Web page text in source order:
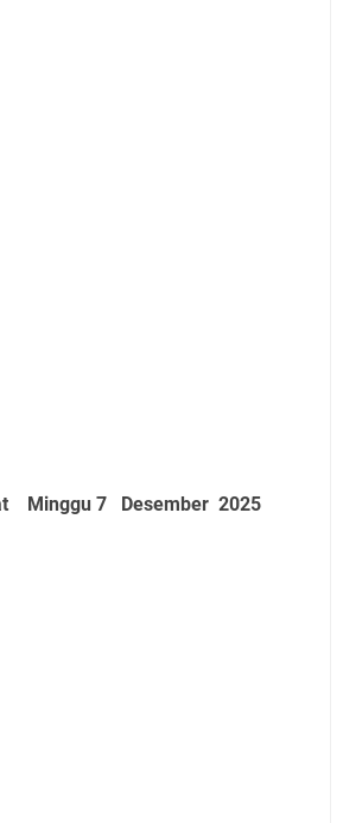
Minggu 7 Desember 2025